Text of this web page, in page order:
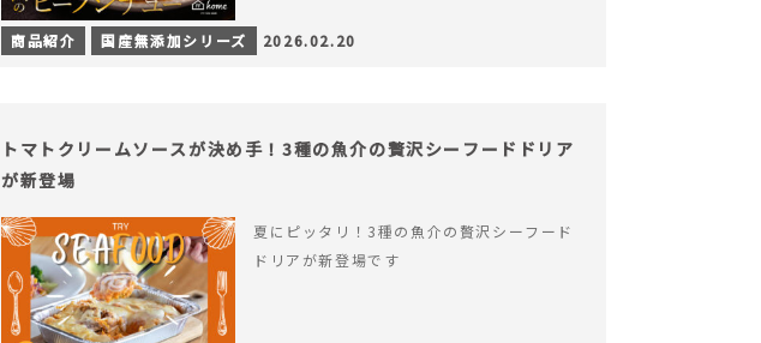
商品紹介 国産無添加シリーズ 2026.02.20
トマトクリームソースが決め手！3種の魚介の贅沢シーフードドリア
が新登場
夏にピッタリ！3種の魚介の贅沢シーフード
ドリアが新登場です